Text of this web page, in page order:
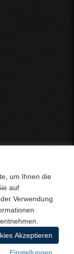
um Ihnen die
auf
Verwendung
entnehmen.
Akzeptieren